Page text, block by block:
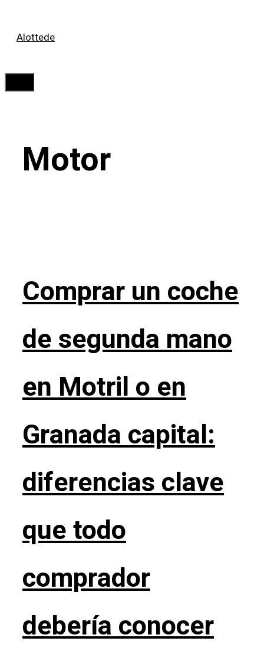
Alottede
Motor
Comprar un coche
de segunda mano
en Motril o en
Granada capital:
diferencias clave
que todo
comprador
debería conocer